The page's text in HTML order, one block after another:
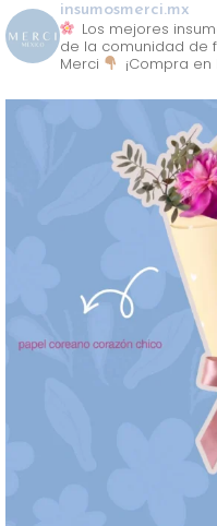
insumosmerci.mx
Los mejores
de la comunidad de
Merci
¡Compra